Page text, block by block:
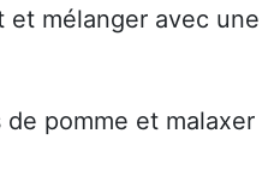
mélanger avec une
pomme et malaxer